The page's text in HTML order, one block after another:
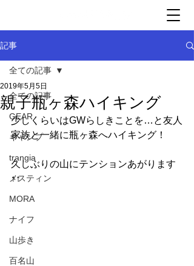
記事
全ての記事
GEAR
キャンプ
trangia
メスティン
MORA
ナイフ
山歩き
百名山
全ての記事
親子瓶ヶ森ハイキング
2019年5月5日
少しくらいはGWらしきことを…と友人
家族と一緒に瓶ヶ森へハイキング！
久しぶりの山にテンションあがります
↑↑